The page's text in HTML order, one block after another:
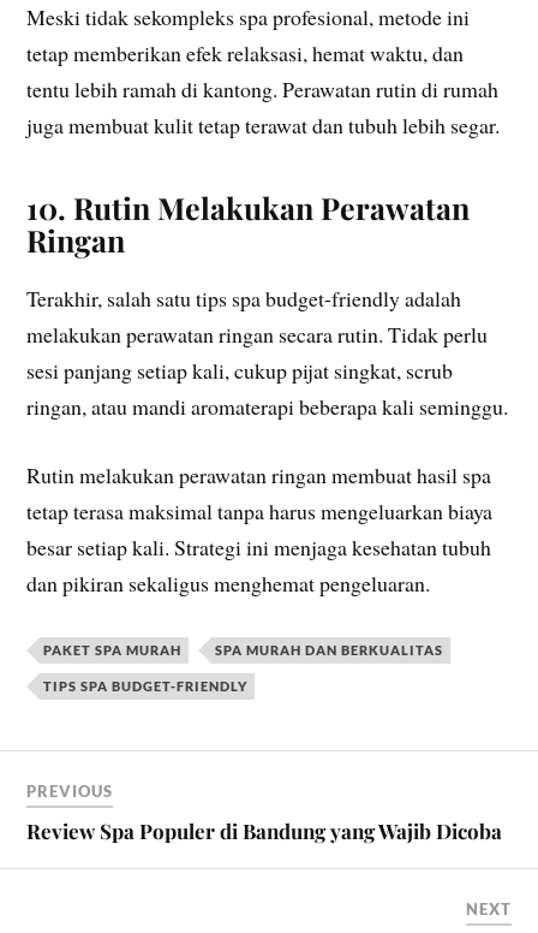
Meski tidak sekompleks spa profesional, metode ini
tetap memberikan efek relaksasi, hemat waktu, dan
tentu lebih ramah di kantong. Perawatan rutin di rumah
juga membuat kulit tetap terawat dan tubuh lebih segar.
10. Rutin Melakukan Perawatan
Ringan
Terakhir, salah satu tips spa budget-friendly adalah
melakukan perawatan ringan secara rutin. Tidak perlu
sesi panjang setiap kali, cukup pijat singkat, scrub
ringan, atau mandi aromaterapi beberapa kali seminggu.
Rutin melakukan perawatan ringan membuat hasil spa
tetap terasa maksimal tanpa harus mengeluarkan biaya
besar setiap kali. Strategi ini menjaga kesehatan tubuh
dan pikiran sekaligus menghemat pengeluaran.
PAKET SPA MURAH SPA MURAH DAN BERKUALITAS
TIPS SPA BUDGET-FRIENDLY
PREVIOUS
Review Spa Populer di Bandung yang Wajib Dicoba
NEXT